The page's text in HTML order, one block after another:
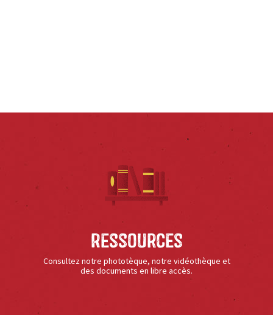
Ressources
Consultez notre phototèque, notre vidéothèque et
des documents en libre accès.